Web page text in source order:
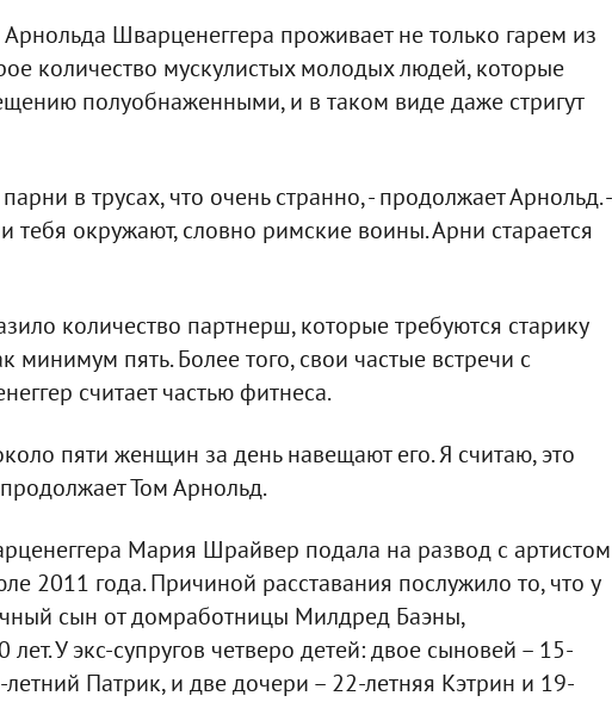
Шварценеггера проживает не только гарем из
количество мускулистых молодых людей, которые
полуобнаженными, и в таком виде даже стригут
в трусах, что очень странно, - продолжает Арнольд. -
тебя окружают, словно римские воины. Арни старается
количество партнерш, которые требуются старику
минимум пять. Более того, свои частые встречи с
считает частью фитнеса.
пяти женщин за день навещают его. Я считаю, это
Том Арнольд.
Мария Шрайвер подала на развод с артистом
2011 года. Причиной расставания послужило то, что у
сын от домработницы Милдред Баэны,
У экс-супругов четверо детей: двое сыновей – 15-
Патрик, и две дочери – 22-летняя Кэтрин и 19-